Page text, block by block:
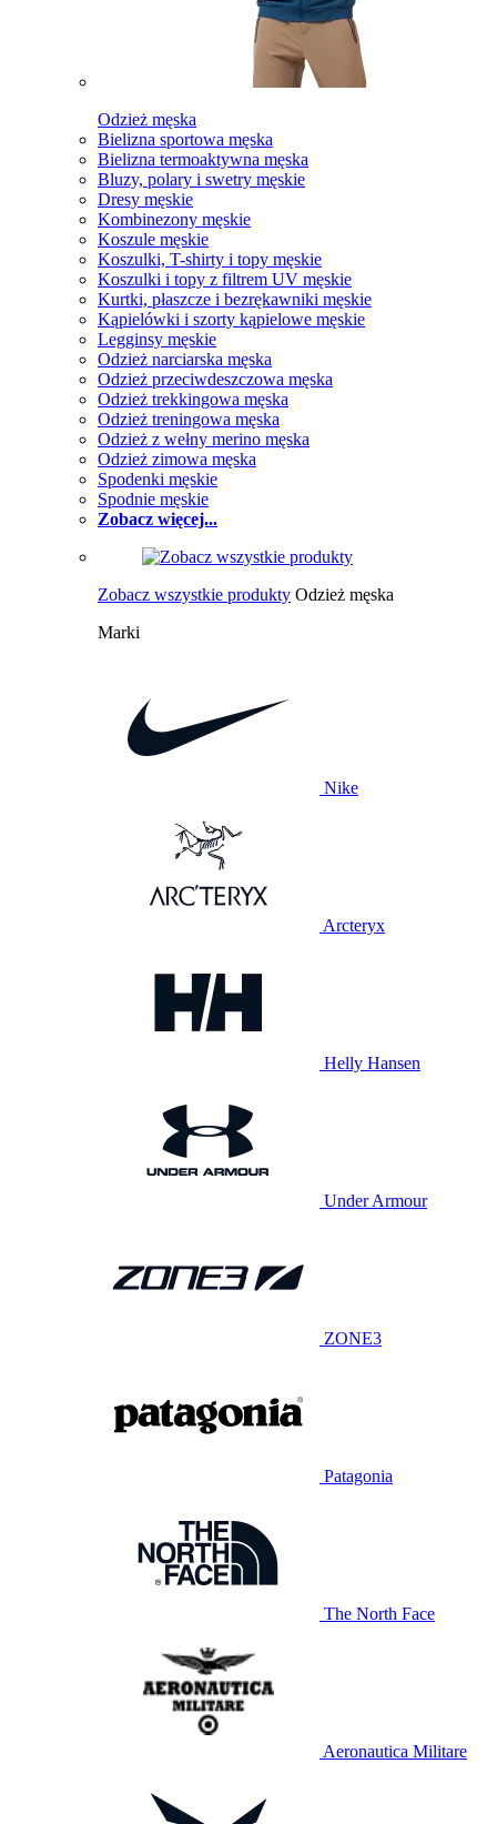
Odzież męska
Bielizna sportowa męska
Bielizna termoaktywna męska
Bluzy, polary i swetry męskie
Dresy męskie
Kombinezony męskie
Koszule męskie
Koszulki, T-shirty i topy męskie
Koszulki i topy z filtrem UV męskie
Kurtki, płaszcze i bezrękawniki męskie
Kąpielówki i szorty kąpielowe męskie
Legginsy męskie
Odzież narciarska męska
Odzież przeciwdeszczowa męska
Odzież trekkingowa męska
Odzież treningowa męska
Odzież z wełny merino męska
Odzież zimowa męska
Spodenki męskie
Spodnie męskie
Zobacz więcej...
Zobacz wszystkie produkty Odzież męska
Marki
Nike
Arcteryx
Helly Hansen
Under Armour
ZONE3
Patagonia
The North Face
Aeronautica Militare